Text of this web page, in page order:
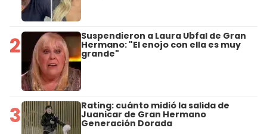
2 Suspendieron a Laura Ubfal de Gran
Hermano: "El enojo con ella es muy
grande"
3 Rating: cuánto midió la salida de
Juanicar de Gran Hermano
Generación Dorada